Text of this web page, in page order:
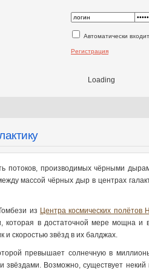
Автоматически
Регистрация
Loading
потоков, производимых чёрными
массой чёрных дыр в центрах
из Центра космических
в достаточной мере мощна и
и скоростью звёзд в их балджах.
превышает солнечную в
Возможно, существует некий